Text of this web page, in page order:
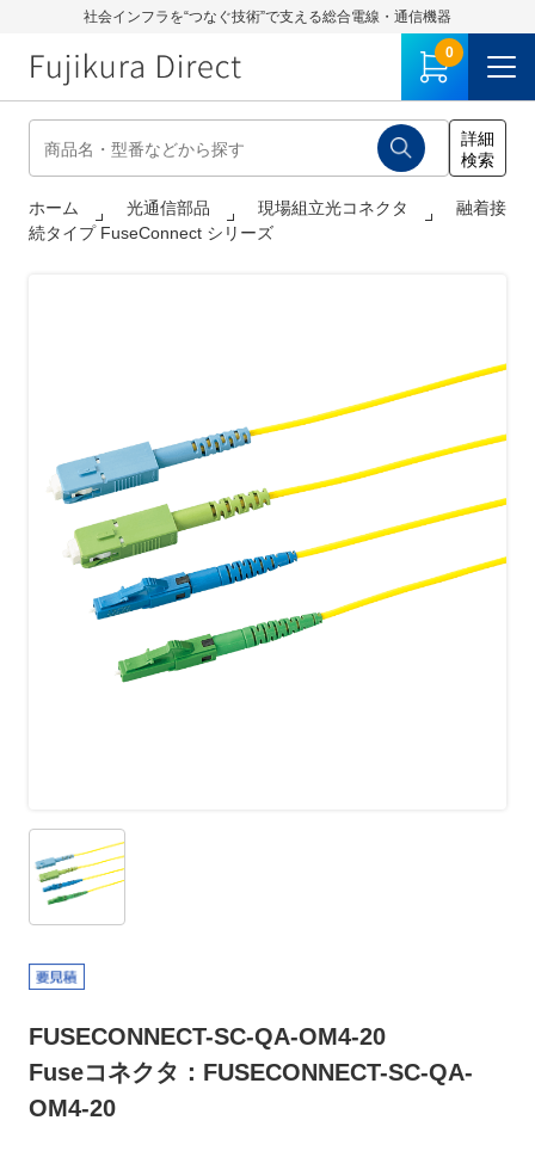
社会インフラを“つなぐ技術”で支える総合電線・通信機器
0
ホーム 光通信部品 現場組立光コネクタ
融着接
続タイプ FuseConnect シリーズ
FUSECONNECT-SC-QA-OM4-20
Fuseコネクタ：FUSECONNECT-SC-QA-
OM4-20